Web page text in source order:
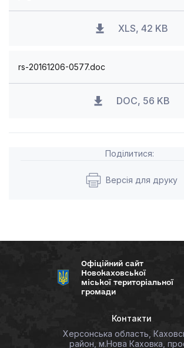
XLS, 42 KB
rs-20161206-0577.doc
DOC, 56 KB
Поділитися:
Версія для друку
Офіційний сайт
Новокаховської
міської територіальної
громади
Контакти
Херсонська область,
район, м.Нова Каховка,